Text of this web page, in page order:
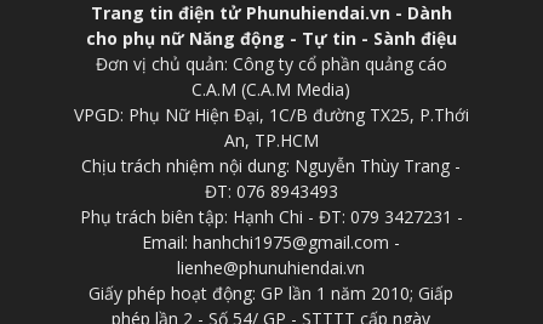
Trang tin điện tử Phunuhiendai.vn - Dành
cho phụ nữ Năng động - Tự tin - Sành điệu
Đơn vị chủ quản: Công ty cổ phần quảng cáo
C.A.M (C.A.M Media)
VPGD: Phụ Nữ Hiện Đại, 1C/B đường TX25, P.Thới
An, TP.HCM
Chịu trách nhiệm nội dung: Nguyễn Thùy Trang -
ĐT: 076 8943493
Phụ trách biên tập: Hạnh Chi - ĐT: 079 3427231 -
Email: hanhchi1975@gmail.com -
lienhe@phunuhiendai.vn
Giấy phép hoạt động: GP lần 1 năm 2010; Giấp
phép lần 2 - Số 54/ GP - STTTT cấp ngày